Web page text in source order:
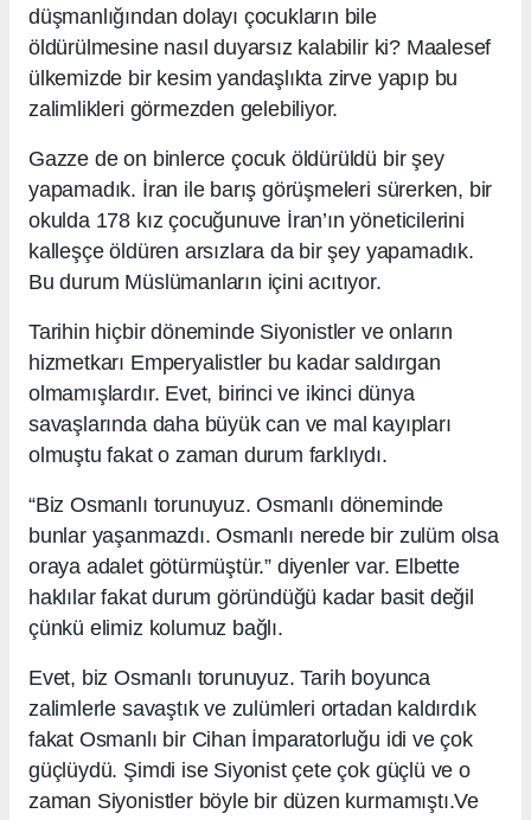
düşmanlığından dolayı çocukların bile
öldürülmesine nasıl duyarsız kalabilir ki? Maalesef
ülkemizde bir kesim yandaşlıkta zirve yapıp bu
zalimlikleri görmezden gelebiliyor.
Gazze de on binlerce çocuk öldürüldü bir şey
yapamadık. İran ile barış görüşmeleri sürerken, bir
okulda 178 kız çocuğunuve İran’ın yöneticilerini
kalleşçe öldüren arsızlara da bir şey yapamadık.
Bu durum Müslümanların içini acıtıyor.
Tarihin hiçbir döneminde Siyonistler ve onların
hizmetkarı Emperyalistler bu kadar saldırgan
olmamışlardır. Evet, birinci ve ikinci dünya
savaşlarında daha büyük can ve mal kayıpları
olmuştu fakat o zaman durum farklıydı.
“Biz Osmanlı torunuyuz. Osmanlı döneminde
bunlar yaşanmazdı. Osmanlı nerede bir zulüm olsa
oraya adalet götürmüştür.” diyenler var. Elbette
haklılar fakat durum göründüğü kadar basit değil
çünkü elimiz kolumuz bağlı.
Evet, biz Osmanlı torunuyuz. Tarih boyunca
zalimlerle savaştık ve zulümleri ortadan kaldırdık
fakat Osmanlı bir Cihan İmparatorluğu idi ve çok
güçlüydü. Şimdi ise Siyonist çete çok güçlü ve o
zaman Siyonistler böyle bir düzen kurmamıştı.Ve